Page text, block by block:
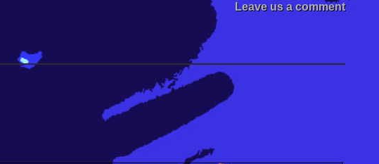
Leave us a comment